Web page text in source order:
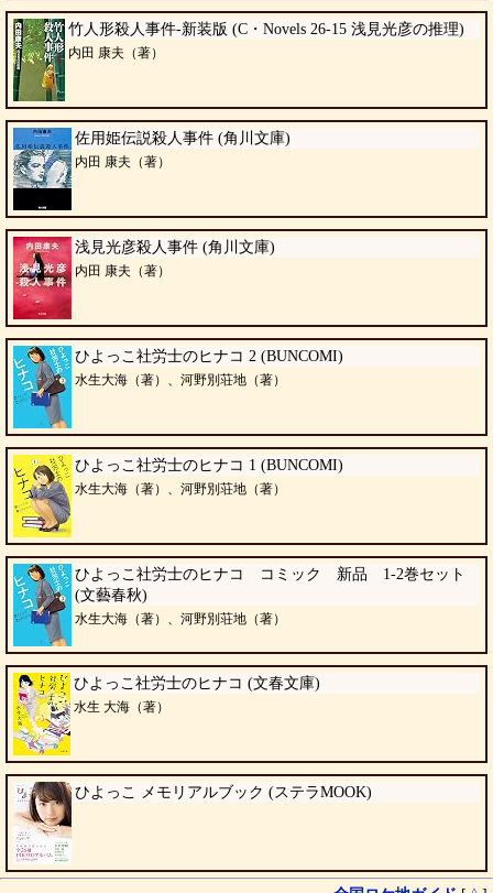
竹人形殺人事件-新装版 (C・Novels 26-15 浅見光彦の推理)
内田 康夫（著）
佐用姫伝説殺人事件 (角川文庫)
内田 康夫（著）
浅見光彦殺人事件 (角川文庫)
内田 康夫（著）
ひよっこ社労士のヒナコ 2 (BUNCOMI)
水生大海（著）、河野別荘地（著）
ひよっこ社労士のヒナコ 1 (BUNCOMI)
水生大海（著）、河野別荘地（著）
ひよっこ社労士のヒナコ コミック 新品 1-2巻セット
(文藝春秋)
水生大海（著）、河野別荘地（著）
ひよっこ社労士のヒナコ (文春文庫)
水生 大海（著）
ひよっこ メモリアルブック (ステラMOOK)